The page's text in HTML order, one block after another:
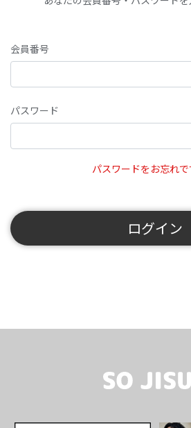
会員番号
パスワード
パスワードをお忘れで
ログイン